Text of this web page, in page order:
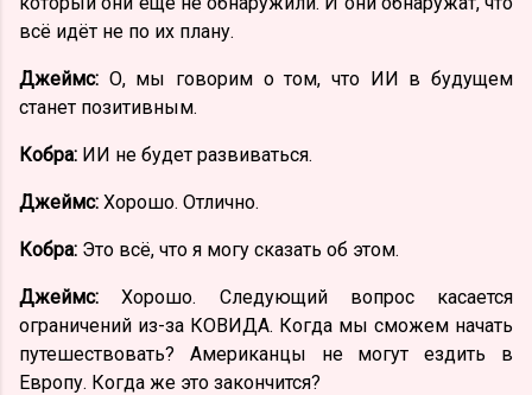
всё идёт не по их плану.
Джеймс: О, мы говорим о том, что ИИ в будущем
станет позитивным.
Кобра: ИИ не будет развиваться.
Джеймс: Хорошо. Отлично.
Кобра: Это всё, что я могу сказать об этом.
Джеймс: Хорошо. Следующий вопрос касается
ограничений из-за КОВИДА. Когда мы сможем начать
путешествовать? Американцы не могут ездить в
Европу. Когда же это закончится?